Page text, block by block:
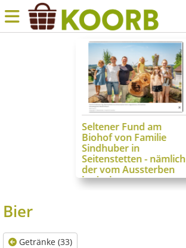
Seltener Fund am
Biohof von Familie
Sindhuber in
Seitenstetten - nämlich
der vom Aussterben
bedrohte
Bier
Getränke (33)